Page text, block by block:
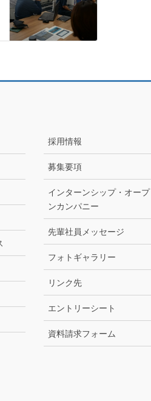
採用情報
募集要項
インターンシップ・オープ
ンカンパニー
先輩社員メッセージ
フォトギャラリー
リンク先
エントリーシート
資料請求フォーム